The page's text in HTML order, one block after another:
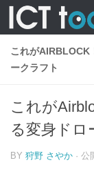
これがAIRBLOCK
ークラフト
これが
る変身ドロ
BY 狩野 さやか · 公